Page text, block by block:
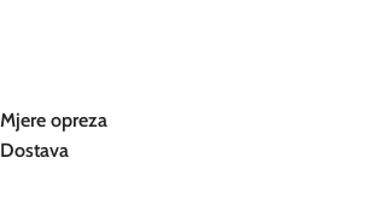
Mjere opreza
Dostava